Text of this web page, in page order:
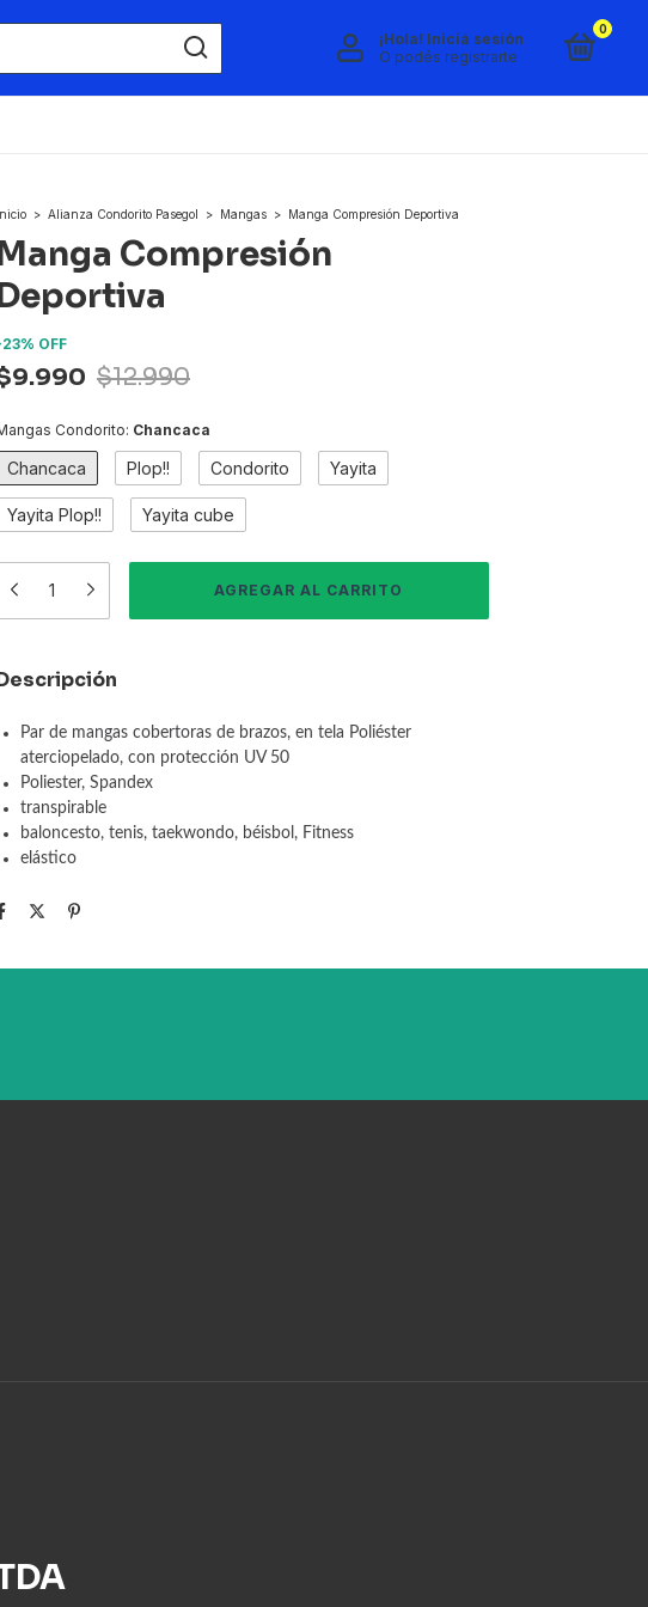
¡Hola! Iniciá sesión
O podés registrarte
0
> Alianza Condorito Pasegol > Mangas > Manga Compresión Deportiva
Compresión
23% OFF
$12.990
Condorito: Chancaca
Chancaca Plop!! Condorito Yayita
Yayita Plop!! Yayita cube
Par de mangas cobertoras de brazos, en tela Poliéster
aterciopelado, con protección UV 50
Poliester, Spandex
transpirable
baloncesto, tenis, taekwondo, béisbol, Fitness
elástico